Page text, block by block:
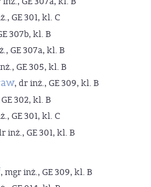
GE 301, kl. C
307b, kl. B
GE 307a, kl. B
GE 305, kl. B
, dr inż., GE 309, kl. B
302, kl. B
GE 301, kl. C
inż., GE 301, kl. B
, mgr inż., GE 309, kl. B